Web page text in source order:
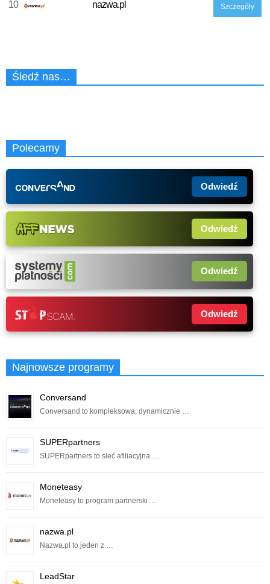
10 nazwa.pl Szczegóły
Śledź nas…
Polecamy
Odwiedź
Odwiedź
Odwiedź
Odwiedź
Najnowsze programy
Conversand
Conversand to kompleksowa, dynamicznie …
SUPERpartners
SUPERpartners to sieć afiliacyjna …
Moneteasy
Moneteasy to program partnerski …
nazwa.pl
Nazwa.pl to jeden z …
LeadStar